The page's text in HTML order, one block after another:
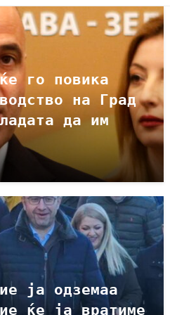
го повика
на Град
да им
ја одземаа
ќе ја вратиме